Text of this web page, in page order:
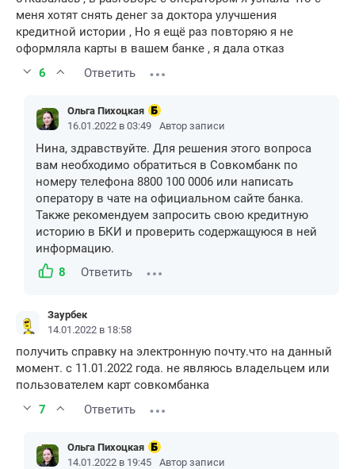
меня хотят снять денег за доктора улучшения
кредитной истории , Но я ещё раз повторяю я не
оформляла карты в вашем банке , я дала отказ
6
Ответить
Ольга Пихоцкая
16.01.2022 в 03:49
Автор записи
Нина, здравствуйте. Для решения этого вопроса
вам необходимо обратиться в Совкомбанк по
номеру телефона 8800 100 0006 или написать
оператору в чате на официальном сайте банка.
Также рекомендуем запросить свою кредитную
историю в БКИ и проверить содержащуюся в ней
информацию.
8
Ответить
Заурбек
14.01.2022 в 18:58
получить справку на электронную почту.что на данный
момент. с 11.01.2022 года. не являюсь владельцем или
пользователем карт совкомбанка
7
Ответить
Ольга Пихоцкая
14.01.2022 в 19:45
Автор записи